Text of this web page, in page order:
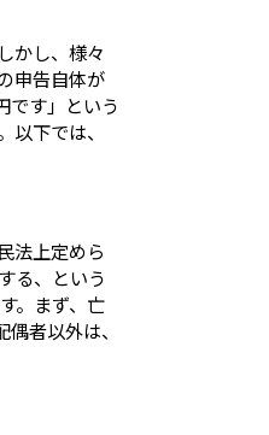
かし、様々
申告自体が
です」という
下では、
法上定めら
る、という
。まず、亡
者以外は、